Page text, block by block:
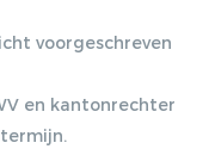
voorgeschreven
en kantonrechter